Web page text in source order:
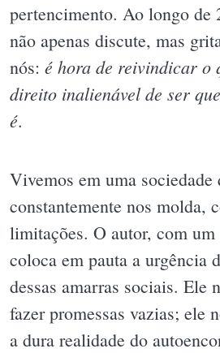
pertencimento. Ao longo de
não apenas discute, mas
nós: é hora de reivindicar o
direito inalienável de ser
é.
Vivemos em uma sociedade
constantemente nos molda,
limitações. O autor, com
coloca em pauta a urgência
dessas amarras sociais. Ele
fazer promessas vazias; ele
a dura realidade do